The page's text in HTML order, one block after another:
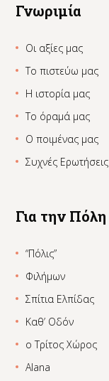
Γνωριμία
Οι αξίες μας
Το πιστεύω μας
Η ιστορία μας
Το όραμά μας
Ο ποιμένας μας
Συχνές Ερωτήσεις
Για την Πόλη
“Πόλις”
Φιλήμων
Σπίτια Ελπίδας
Καθ’ Οδόν
ο Τρίτος Χώρος
Alana